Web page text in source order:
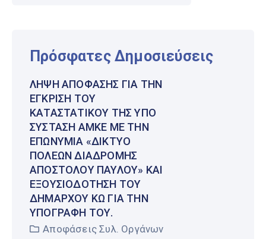
Πρόσφατες Δημοσιεύσεις
ΛΉΨΗ ΑΠΌΦΑΣΗΣ ΓΙΑ ΤΗΝ
ΈΓΚΡΙΣΗ ΤΟΥ
ΚΑΤΑΣΤΑΤΙΚΟΎ ΤΗΣ ΥΠΌ
ΣΎΣΤΑΣΗ ΑΜΚΕ ΜΕ ΤΗΝ
ΕΠΩΝΥΜΊΑ «ΔΊΚΤΥΟ
ΠΌΛΕΩΝ ΔΙΑΔΡΟΜΉΣ
ΑΠΟΣΤΌΛΟΥ ΠΑΎΛΟΥ» ΚΑΙ
ΕΞΟΥΣΙΟΔΌΤΗΣΗ ΤΟΥ
ΔΗΜΆΡΧΟΥ ΚΩ ΓΙΑ ΤΗΝ
ΥΠΟΓΡΑΦΉ ΤΟΥ.
Αποφάσεις Συλ. Οργάνων